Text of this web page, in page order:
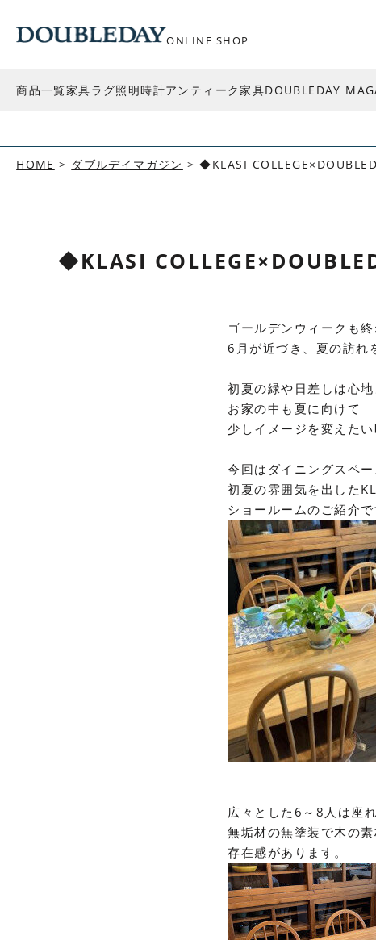
ONLINE SHOP
商品一覧家具ラグ照明時計アンティーク家具DOUBLEDAY
HOME ダブルデイマガジン ◆KLASI
◆KLASI
ゴールデンウィークも終
6 月が近づき、夏の訪れ
初夏の緑や日差しは心地
お家の中も夏に向けて
少しイメージを変えたい
今回はダイニングスペ
初夏の雰囲気を出した
ショールームのご紹介で
広々とした 6 ～ 8 人は座
無垢材の無塗装で木の
存在感があります。